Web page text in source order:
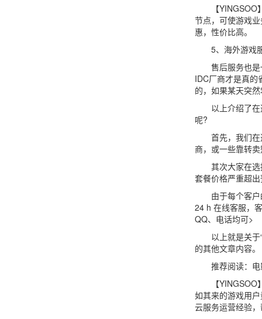
【YINGSOO】
节点，可使游戏
惠，性价比高。
5、海外游戏
售后服务也是
IDC厂商才是真的
的，如果某天突
以上介绍了在
呢?
首先，我们在
商，或一些靠转
其次大家在选
套餐价格严重超
由于每个客户
24 h 在线客服，
QQ、电话均可>
以上就是关于“
的其他文章内容。
推荐阅读：电
【YINGSOO】
如其来的游戏用
云服务运营经验